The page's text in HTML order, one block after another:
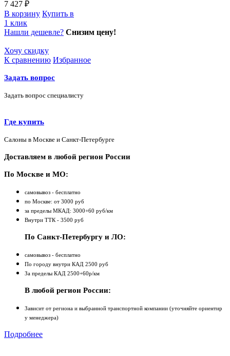
7 427 ₽
В корзину Купить в
1 клик
Нашли дешевле? Снизим цену!
Хочу скидку
К сравнению Избранное
Задать вопрос
Задать вопрос специалисту
Где купить
Салоны в Москве и Санкт-Петербурге
Доставляем в любой регион России
По Москве и МО:
самовывоз - бесплатно
по Москве: от 3000 руб
за пределы МКАД: 3000+60 руб/км
Внутри ТТК - 3500 руб
По Санкт-Петербургу и ЛО:
самовывоз - бесплатно
По городу внутри КАД 2500 руб
За пределы КАД 2500+60р/км
В любой регион России:
Зависит от региона и выбранной транспортной компании (уточняйте ориентир
у менеджера)
Подробнее